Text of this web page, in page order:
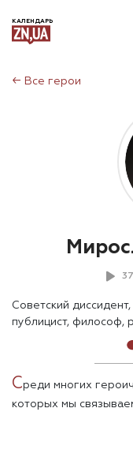
КАЛЕНДАРЬ
← Все герои
37
Советский
публицист, философ,
Среди многих
которых мы
не единственный,